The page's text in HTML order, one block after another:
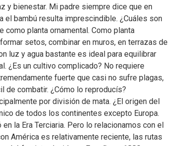
y bienestar. Mi padre siempre dice que en
bambú resulta imprescindible. ¿Cuáles son
planta ornamental. Como planta
setos, combinar en muros, en terrazas de
luz y agua bastante es ideal para equilibrar
¿Es un cultivo complicado? No requiere
fuerte que casi no sufre plagas,
de combatir. ¿Cómo lo reproducís?
por división de mata. ¿El origen del
de todos los continentes excepto Europa.
la Era Terciaria. Pero lo relacionamos con el
América es relativamente reciente, las rutas